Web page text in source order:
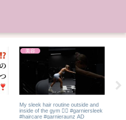
美容
My sleek hair routine outside and
inside of the gym 😮‍💨 #garniersleek
#haircare #garnieraunz AD